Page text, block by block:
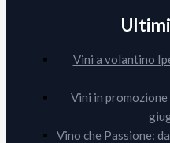
Vini a volantino
Vini in
Vino che Passione: